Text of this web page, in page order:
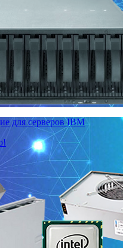
для серверов IBM